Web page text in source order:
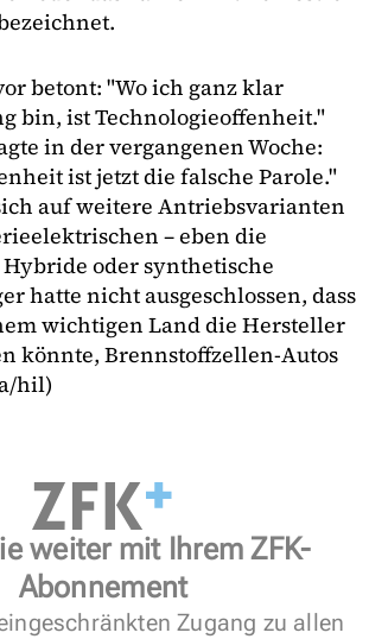
betont: "Wo ich ganz klar
bin, ist Technologieoffenheit."
in der vergangenen Woche:
ist jetzt die falsche Parole."
auf weitere Antriebsvarianten
– eben die
oder synthetische
hatte nicht ausgeschlossen, dass
wichtigen Land die Hersteller
könnte, Brennstoffzellen-Autos
hil)
weiter mit Ihrem ZFK-
Abonnement
Zugang zu allen